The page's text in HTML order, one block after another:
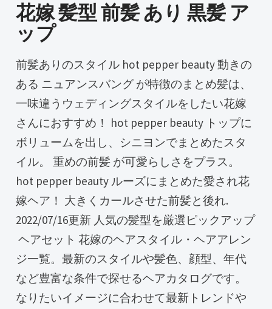
花嫁 髪型 前髪 あり 黒髪 ア
ップ
前髪ありのスタイル hot pepper beauty 動きの
ある ニュアンスバング が特徴のまとめ髪は、
一味違うウェディングスタイルをしたい花嫁
さんにおすすめ！ hot pepper beauty トップに
ボリュームを出し、シニヨンでまとめたスタ
イル。 重めの前髪 が可愛らしさをプラス。
hot pepper beauty ルーズにまとめた愛され花
嫁ヘア！ 大きくカールさせた前髪と後れ.
2022/07/16更新 人気の髪型を厳選ピックアップ
️ ヘアセット 花嫁のヘアスタイル・ヘアアレン
ジ一覧。最新のスタイルや髪色、顔型、年代
など豊富な条件で探せるヘアカタログです。
なりたいイメージに合わせて最新トレンドや